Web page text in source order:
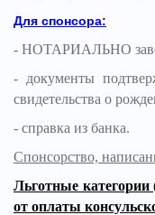
Для спонсора:
- НОТАРИАЛЬНО
- документы
свидетельства о
- справка из банка.
Спонсорство,
Льготные категории
от оплаты